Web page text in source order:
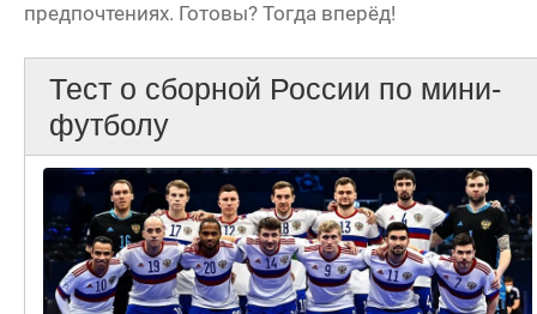
предпочтениях. Готовы? Тогда вперёд!